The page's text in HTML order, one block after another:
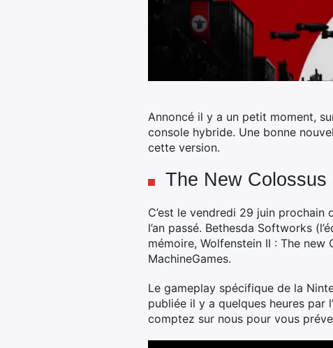
Annoncé il y a un petit moment,
console hybride. Une bonne
cette version.
The New Colossus
C’est le vendredi 29 juin prochain
l’an passé. Bethesda Softworks
mémoire, Wolfenstein II : The
MachineGames.
Le gameplay spécifique de la
publiée il y a quelques heures par
comptez sur nous pour vous